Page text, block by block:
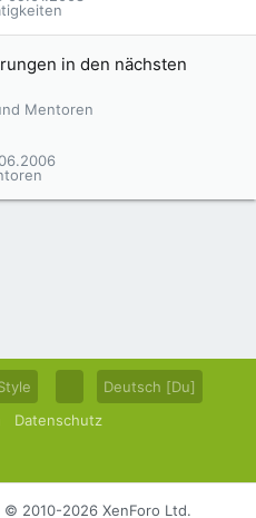
in den nächsten
Mentoren
Deutsch [Du]
Datenschutz
© 2010-2026 XenForo Ltd.